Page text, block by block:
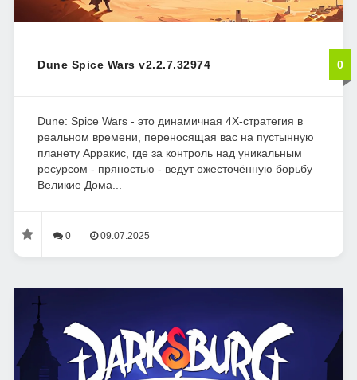
Dune Spice Wars v2.2.7.32974 0
Dune: Spice Wars - это динамичная 4X-стратегия в
реальном времени, переносящая вас на пустынную
планету Арракис, где за контроль над уникальным
ресурсом - пряностью - ведут ожесточённую борьбу
Великие Дома...
0 09.07.2025